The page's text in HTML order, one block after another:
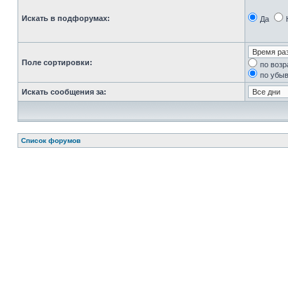
Искать в подфорумах: Да
Поле сортировки:
по
по
Искать сообщения за:
Список форумов